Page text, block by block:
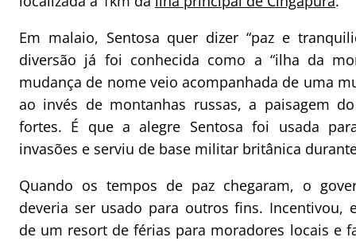
Em malaio, Sentosa quer dizer “paz e
diversão já foi conhecida como a “ilha da
mudança de nome veio acompanhada de uma
ao invés de montanhas russas, a paisagem
fortes. É que a alegre Sentosa foi usada
invasões e serviu de base militar britânica
Quando os tempos de paz chegaram, o
deveria ser usado para outros fins. Incentivou,
de um resort de férias para moradores locais e